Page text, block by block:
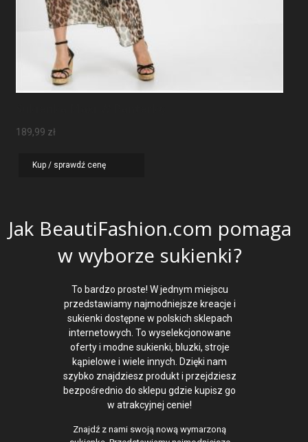
189,99 zł
Kup / sprawdź cenę
Jak BeautiFashion.com pomaga
w wyborze sukienki?
To bardzo proste! W jednym miejscu
przedstawiamy najmodniejsze kreacje i
sukienki dostępne w polskich sklepach
internetowych. To wyselekcjonowane
oferty i modne sukienki, bluzki, stroje
kąpielowe i wiele innych. Dzięki nam
szybko znajdziesz produkt i przejdziesz
bezpośrednio do sklepu gdzie kupisz go
w atrakcyjnej cenie!
Znajdź z nami swoją nową wymarzoną